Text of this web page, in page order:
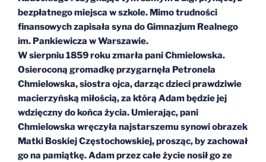
bezpłatnego miejsca w szkole. Mimo trudności
finansowych zapisała syna do Gimnazjum Realnego
im. Pankiewicza w Warszawie.
W sierpniu 1859 roku zmarła pani Chmielowska.
Osieroconą gromadkę przygarnęła Petronela
Chmielowska, siostra ojca, darząc dzieci prawdziwie
macierzyńską miłością, za którą Adam będzie jej
wdzięczny do końca życia. Umierając, pani
Chmielowska wręczyła najstarszemu synowi obrazek
Matki Boskiej Częstochowskiej, prosząc, by zachował
go na pamiątkę. Adam przez całe życie nosił go ze